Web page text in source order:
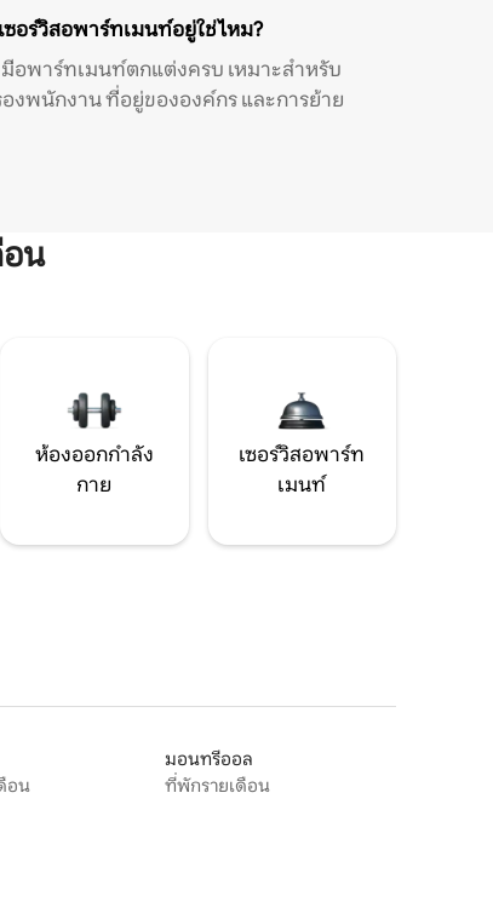
ซอร์วิสอพาร์ทเมนท์อยู่ใช่ไหม?
อพาร์ทเมนท์ตกแต่งครบ เหมาะสำหรับ
องพนักงาน ที่อยู่ขององค์กร และการย้าย
น
ห้องออกกำลัง
กาย
เซอร์วิสอพาร์ท
เมนท์
อน
มอนทรีออล
ที่พักรายเดือน